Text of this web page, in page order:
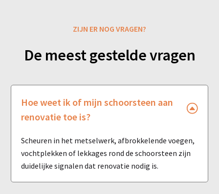
ZIJN ER NOG VRAGEN?
De meest gestelde vragen
Hoe weet ik of mijn schoorsteen aan
renovatie toe is?
Scheuren in het metselwerk, afbrokkelende voegen,
vochtplekken of lekkages rond de schoorsteen zijn
duidelijke signalen dat renovatie nodig is.